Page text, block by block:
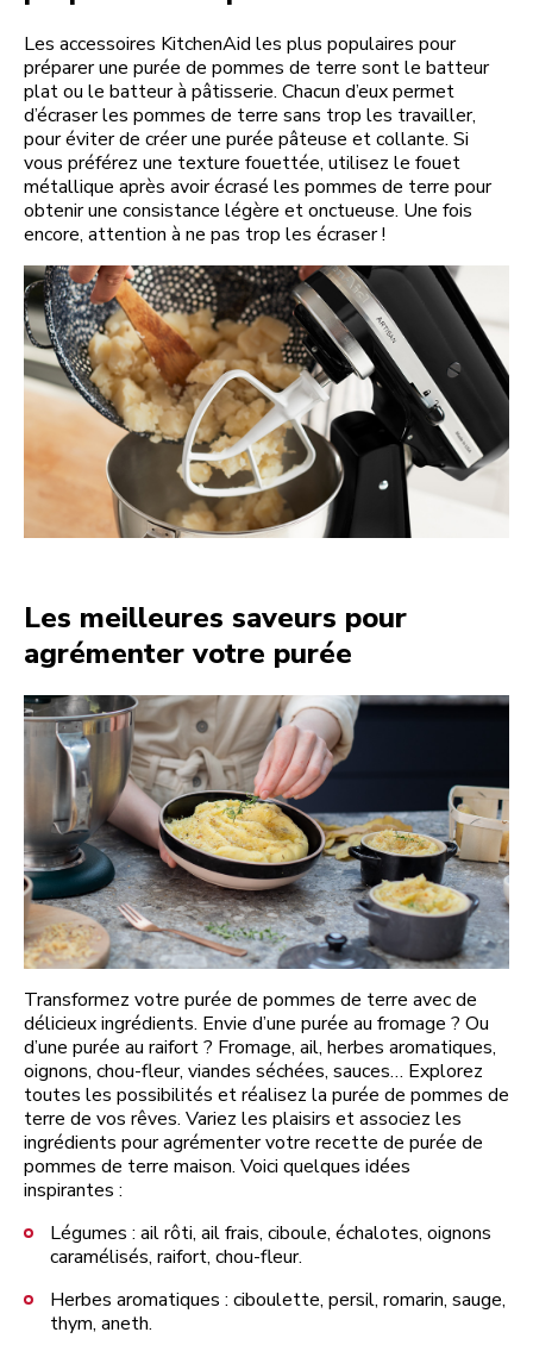
Les accessoires KitchenAid les plus populaires pour
préparer une purée de pommes de terre sont le batteur
plat ou le batteur à pâtisserie. Chacun d’eux permet
d’écraser les pommes de terre sans trop les travailler,
pour éviter de créer une purée pâteuse et collante. Si
vous préférez une texture fouettée, utilisez le fouet
métallique après avoir écrasé les pommes de terre pour
obtenir une consistance légère et onctueuse. Une fois
encore, attention à ne pas trop les écraser !
Les meilleures saveurs pour
agrémenter votre purée
Transformez votre purée de pommes de terre avec de
délicieux ingrédients. Envie d’une purée au fromage ? Ou
d’une purée au raifort ? Fromage, ail, herbes aromatiques,
oignons, chou-fleur, viandes séchées, sauces… Explorez
toutes les possibilités et réalisez la purée de pommes de
terre de vos rêves. Variez les plaisirs et associez les
ingrédients pour agrémenter votre recette de purée de
pommes de terre maison. Voici quelques idées
inspirantes :
Légumes : ail rôti, ail frais, ciboule, échalotes, oignons
caramélisés, raifort, chou-fleur.
Herbes aromatiques : ciboulette, persil, romarin, sauge,
thym, aneth.